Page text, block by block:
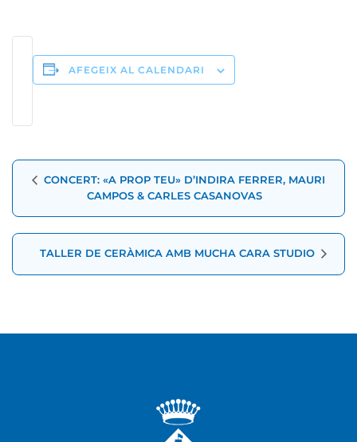
AFEGEIX AL CALENDARI
Navegació
d'Esdeveniment
CONCERT: «A PROP TEU» D’INDIRA FERRER, MAURI
CAMPOS & CARLES CASANOVAS
TALLER DE CERÀMICA AMB MUCHA CARA STUDIO